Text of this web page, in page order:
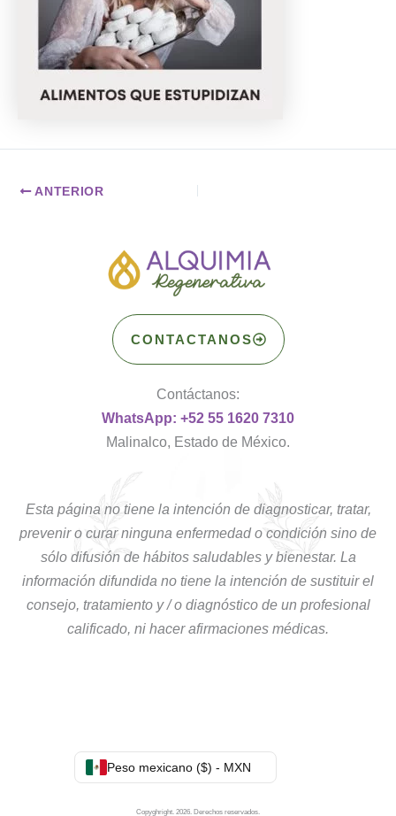
ANTERIOR
CONTACTANOS
Contáctanos:
WhatsApp: +52 55 1620 7310
Malinalco, Estado de México.
Esta página no tiene la intención de diagnosticar, tratar,
prevenir o curar ninguna enfermedad o condición sino de
sólo difusión de hábitos saludables y bienestar. La
información difundida no tiene la intención de sustituir el
consejo, tratamiento y / o diagnóstico de un profesional
calificado, ni hacer afirmaciones médicas.
Peso mexicano ($) - MXN
Copyghright. 2026. Derechos reservados.